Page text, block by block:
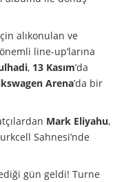
alıkonulan ve
line-up’larına
, 13 Kasım’da
Arena’da bir
Mark Eliyahu,
Sahnesi’nde
gün geldi! Turne